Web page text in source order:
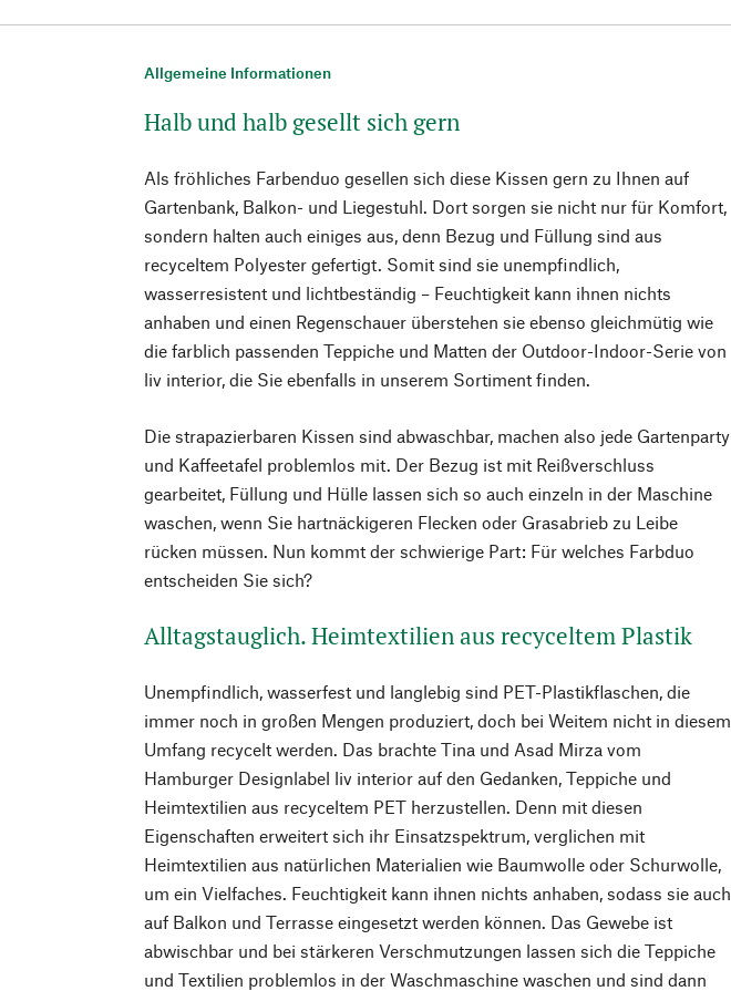
Allgemeine Informationen
Halb und halb gesellt sich gern
Als fröhliches Farbenduo gesellen sich diese Kissen gern zu Ihnen auf
Gartenbank, Balkon- und Liegestuhl. Dort sorgen sie nicht nur für Komfort,
sondern halten auch einiges aus, denn Bezug und Füllung sind aus
recyceltem Polyester gefertigt. Somit sind sie unempfindlich,
wasserresistent und lichtbeständig – Feuchtigkeit kann ihnen nichts
anhaben und einen Regenschauer überstehen sie ebenso gleichmütig wie
die farblich passenden Teppiche und Matten der Outdoor-Indoor-Serie von
liv interior, die Sie ebenfalls in unserem Sortiment finden.
Die strapazierbaren Kissen sind abwaschbar, machen also jede Gartenparty
und Kaffeetafel problemlos mit. Der Bezug ist mit Reißverschluss
gearbeitet, Füllung und Hülle lassen sich so auch einzeln in der Maschine
waschen, wenn Sie hartnäckigeren Flecken oder Grasabrieb zu Leibe
rücken müssen. Nun kommt der schwierige Part: Für welches Farbduo
entscheiden Sie sich?
Alltagstauglich. Heimtextilien aus recyceltem Plastik
Unempfindlich, wasserfest und langlebig sind PET-Plastikflaschen, die
immer noch in großen Mengen produziert, doch bei Weitem nicht in diesem
Umfang recycelt werden. Das brachte Tina und Asad Mirza vom
Hamburger Designlabel liv interior auf den Gedanken, Teppiche und
Heimtextilien aus recyceltem PET herzustellen. Denn mit diesen
Eigenschaften erweitert sich ihr Einsatzspektrum, verglichen mit
Heimtextilien aus natürlichen Materialien wie Baumwolle oder Schurwolle,
um ein Vielfaches. Feuchtigkeit kann ihnen nichts anhaben, sodass sie auch
auf Balkon und Terrasse eingesetzt werden können. Das Gewebe ist
abwischbar und bei stärkeren Verschmutzungen lassen sich die Teppiche
und Textilien problemlos in der Waschmaschine waschen und sind dann